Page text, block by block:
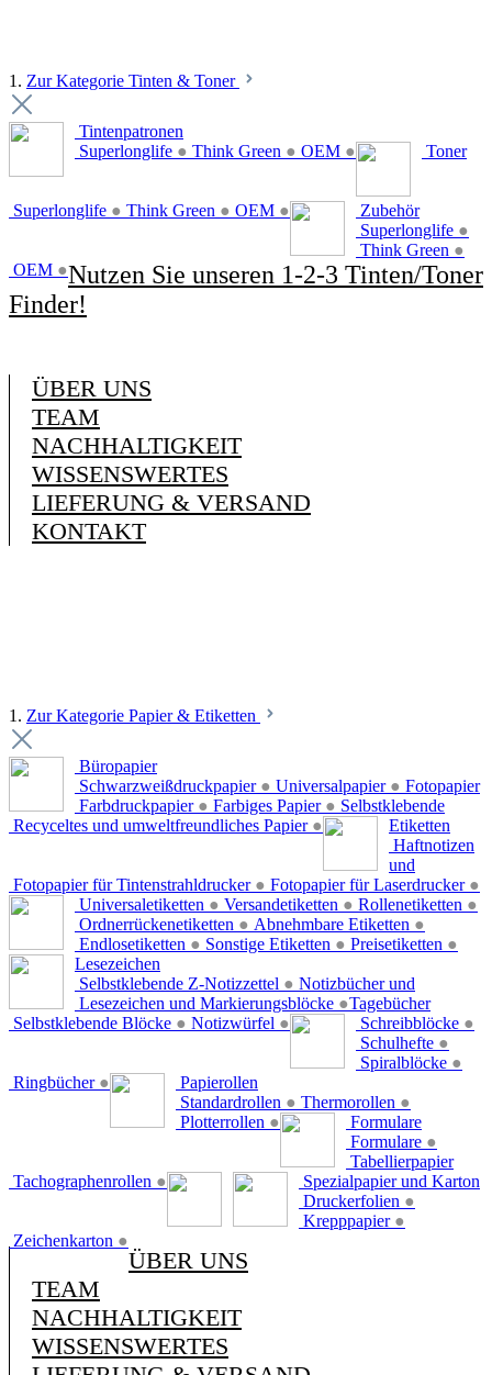
1. Zur Kategorie Tinten & Toner
Tintenpatronen
Superlonglife ● Think Green ● OEM ● Toner
Superlonglife ● Think Green ● OEM ●
Zubehör
Superlonglife ●
Think Green ●
OEM ●Nutzen Sie unseren 1-2-3 Tinten/Toner
Finder!
ÜBER UNS
TEAM
NACHHALTIGKEIT
WISSENSWERTES
LIEFERUNG & VERSAND
KONTAKT
1. Zur Kategorie Papier & Etiketten
Büropapier
Schwarzweißdruckpapier ● Universalpapier ●
Farbdruckpapier ● Farbiges Papier ●
Recyceltes und umweltfreundliches Papier ●
Fotopapier
Fotopapier für Tintenstrahldrucker ● Fotopapier für Laserdrucker ●
Selbstklebende
Etiketten
Universaletiketten ● Versandetiketten ● Rollenetiketten ●
Ordnerrückenetiketten ● Abnehmbare Etiketten ●
Endlosetiketten ● Sonstige Etiketten ● Preisetiketten ●
Haftnotizen
und
Lesezeichen
Selbstklebende Z-Notizzettel ●
Lesezeichen und Markierungsblöcke ●
Selbstklebende Blöcke ● Notizwürfel ●
Notizbücher und
Tagebücher
Schreibblöcke ●
Schulhefte ●
Spiralblöcke ●
Ringbücher ●
Papierollen
Standardrollen ● Thermorollen ●
Plotterrollen ●
Formulare
Formulare ●
Tachographenrollen ●
Tabellierpapier
Spezialpapier und Karton
Druckerfolien ●
Krepppapier ●
Zeichenkarton ●
ÜBER UNS
TEAM
NACHHALTIGKEIT
WISSENSWERTES